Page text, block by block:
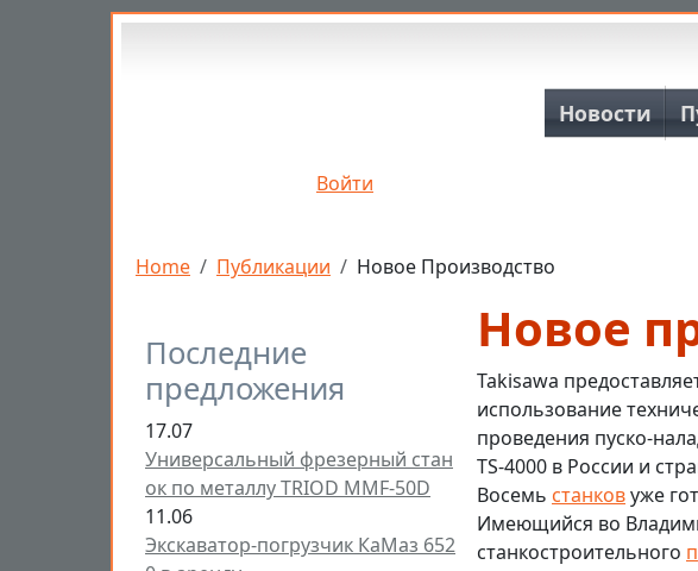
Перейти к основному содержанию
Войти
Новости
Строка навигации
Home Публикации Новое Производство
Последние
предложения
17.07
Универсальный фрезерный стан
ок по металлу TRIOD MMF-50D
11.06
Экскаватор-погрузчик КаМаз 652
Новое
Takisawa
использование
проведения пуско-
TS-4000 в России и
Восемь станковуже
Имеющийся во
станкостроительного